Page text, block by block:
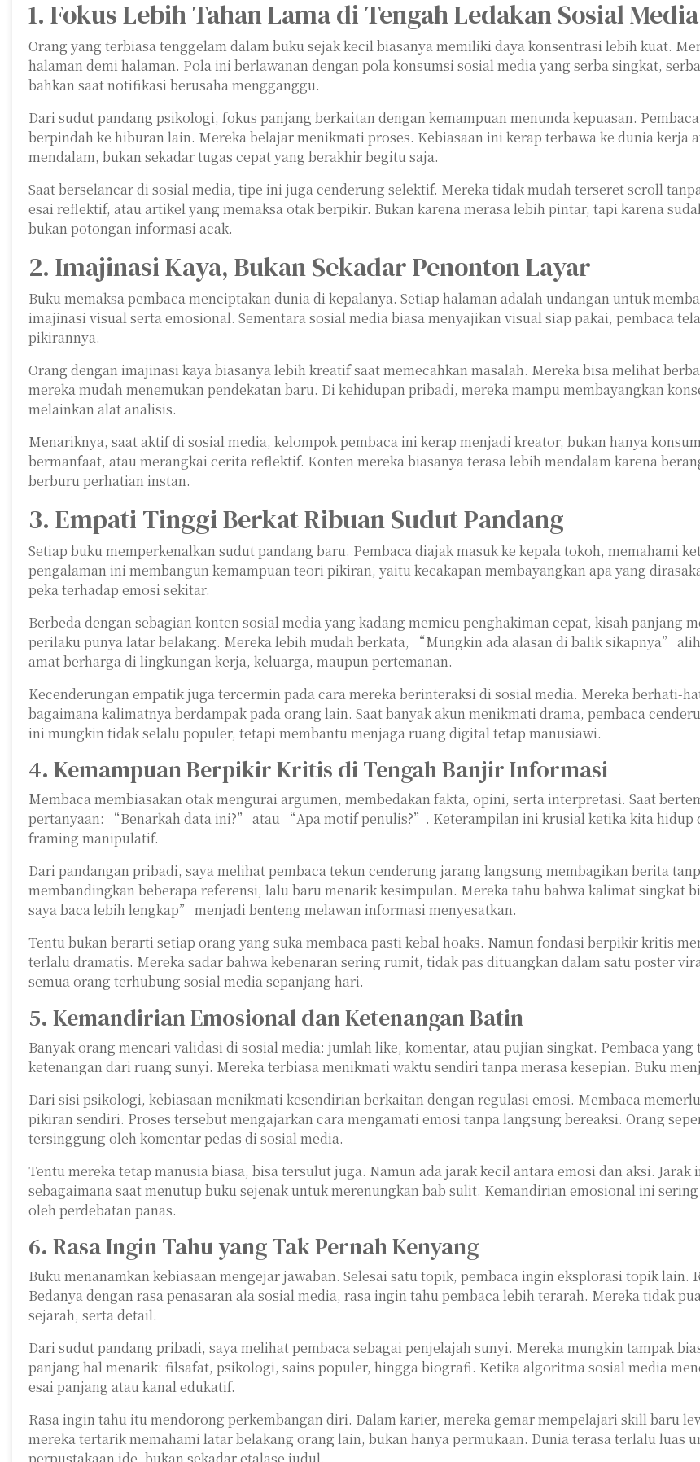
1. Fokus Lebih Tahan Lama di Tengah Ledakan Sosial Media
Orang yang terbiasa tenggelam dalam buku sejak kecil biasanya memiliki daya konsentrasi lebih kuat.
halaman demi halaman. Pola ini berlawanan dengan pola konsumsi sosial media yang serba singkat,
bahkan saat notifikasi berusaha mengganggu.
Dari sudut pandang psikologi, fokus panjang berkaitan dengan kemampuan menunda kepuasan.
berpindah ke hiburan lain. Mereka belajar menikmati proses. Kebiasaan ini kerap terbawa ke dunia kerja
mendalam, bukan sekadar tugas cepat yang berakhir begitu saja.
Saat berselancar di sosial media, tipe ini juga cenderung selektif. Mereka tidak mudah terseret scroll
esai reflektif, atau artikel yang memaksa otak berpikir. Bukan karena merasa lebih pintar, tapi karena
bukan potongan informasi acak.
2. Imajinasi Kaya, Bukan Sekadar Penonton Layar
Buku memaksa pembaca menciptakan dunia di kepalanya. Setiap halaman adalah undangan untuk
imajinasi visual serta emosional. Sementara sosial media biasa menyajikan visual siap pakai, pembaca
pikirannya.
Orang dengan imajinasi kaya biasanya lebih kreatif saat memecahkan masalah. Mereka bisa melihat
mereka mudah menemukan pendekatan baru. Di kehidupan pribadi, mereka mampu membayangkan
melainkan alat analisis.
Menariknya, saat aktif di sosial media, kelompok pembaca ini kerap menjadi kreator, bukan hanya
bermanfaat, atau merangkai cerita reflektif. Konten mereka biasanya terasa lebih mendalam karena
berburu perhatian instan.
3. Empati Tinggi Berkat Ribuan Sudut Pandang
Setiap buku memperkenalkan sudut pandang baru. Pembaca diajak masuk ke kepala tokoh, memahami
pengalaman ini membangun kemampuan teori pikiran, yaitu kecakapan membayangkan apa yang
peka terhadap emosi sekitar.
Berbeda dengan sebagian konten sosial media yang kadang memicu penghakiman cepat, kisah panjang
perilaku punya latar belakang. Mereka lebih mudah berkata, “Mungkin ada alasan di balik sikapnya”
amat berharga di lingkungan kerja, keluarga, maupun pertemanan.
Kecenderungan empatik juga tercermin pada cara mereka berinteraksi di sosial media. Mereka berhati-
bagaimana kalimatnya berdampak pada orang lain. Saat banyak akun menikmati drama, pembaca
ini mungkin tidak selalu populer, tetapi membantu menjaga ruang digital tetap manusiawi.
4. Kemampuan Berpikir Kritis di Tengah Banjir Informasi
Membaca membiasakan otak mengurai argumen, membedakan fakta, opini, serta interpretasi. Saat
pertanyaan: “Benarkah data ini?” atau “Apa motif penulis?”. Keterampilan ini krusial ketika kita hidup
framing manipulatif.
Dari pandangan pribadi, saya melihat pembaca tekun cenderung jarang langsung membagikan berita
membandingkan beberapa referensi, lalu baru menarik kesimpulan. Mereka tahu bahwa kalimat
saya baca lebih lengkap” menjadi benteng melawan informasi menyesatkan.
Tentu bukan berarti setiap orang yang suka membaca pasti kebal hoaks. Namun fondasi berpikir kritis
terlalu dramatis. Mereka sadar bahwa kebenaran sering rumit, tidak pas dituangkan dalam satu poster
semua orang terhubung sosial media sepanjang hari.
5. Kemandirian Emosional dan Ketenangan Batin
Banyak orang mencari validasi di sosial media: jumlah like, komentar, atau pujian singkat. Pembaca
ketenangan dari ruang sunyi. Mereka terbiasa menikmati waktu sendiri tanpa merasa kesepian. Buku
Dari sisi psikologi, kebiasaan menikmati kesendirian berkaitan dengan regulasi emosi. Membaca
pikiran sendiri. Proses tersebut mengajarkan cara mengamati emosi tanpa langsung bereaksi. Orang
tersinggung oleh komentar pedas di sosial media.
Tentu mereka tetap manusia biasa, bisa tersulut juga. Namun ada jarak kecil antara emosi dan aksi.
sebagaimana saat menutup buku sejenak untuk merenungkan bab sulit. Kemandirian emosional ini
oleh perdebatan panas.
6. Rasa Ingin Tahu yang Tak Pernah Kenyang
Buku menanamkan kebiasaan mengejar jawaban. Selesai satu topik, pembaca ingin eksplorasi topik lain.
Bedanya dengan rasa penasaran ala sosial media, rasa ingin tahu pembaca lebih terarah. Mereka tidak
sejarah, serta detail.
Dari sudut pandang pribadi, saya melihat pembaca sebagai penjelajah sunyi. Mereka mungkin tampak
panjang hal menarik: filsafat, psikologi, sains populer, hingga biografi. Ketika algoritma sosial media
esai panjang atau kanal edukatif.
Rasa ingin tahu itu mendorong perkembangan diri. Dalam karier, mereka gemar mempelajari skill baru
mereka tertarik memahami latar belakang orang lain, bukan hanya permukaan. Dunia terasa terlalu luas